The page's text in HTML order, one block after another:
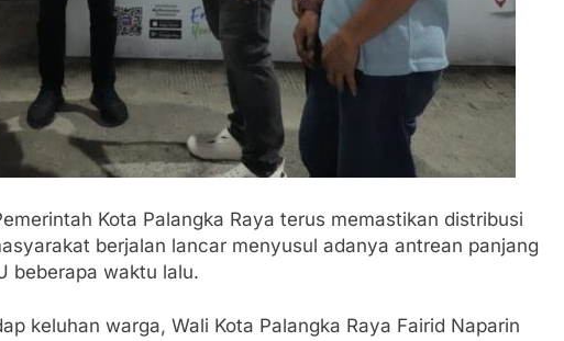
Kota Palangka Raya terus memastikan distribusi
berjalan lancar menyusul adanya antrean panjang
beberapa waktu lalu.
keluhan warga, Wali Kota Palangka Raya Fairid Naparin